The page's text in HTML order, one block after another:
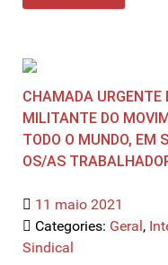
CHAMADA
MILITANTE DO
TODO O MUNDO, EM
OS/AS
11 maio 2021
Categories: Geral,
Sindical